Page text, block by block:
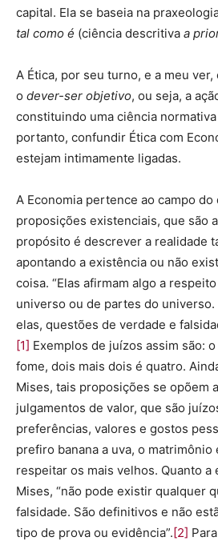
capital. Ela se baseia na
tal como é (ciência descritiva a
A Ética, por seu turno, e a meu
o dever-ser objetivo, ou seja, a
constituindo uma ciência normativa
portanto, confundir Ética com
estejam intimamente ligadas.
A Economia pertence ao campo do
proposições existenciais, que são
propósito é descrever a realidade
apontando a existência ou não
coisa. “Elas afirmam algo a
universo ou de partes do
elas, questões de verdade e
[1] Exemplos de juízos assim são:
fome, dois mais dois é quatro.
Mises, tais proposições se opõem
julgamentos de valor, que são
preferências, valores e gostos
prefiro banana a uva, o matrimônio
respeitar os mais velhos. Quanto a
Mises, “não pode existir qualquer
falsidade. São definitivos e não
tipo de prova ou evidência”.[2]